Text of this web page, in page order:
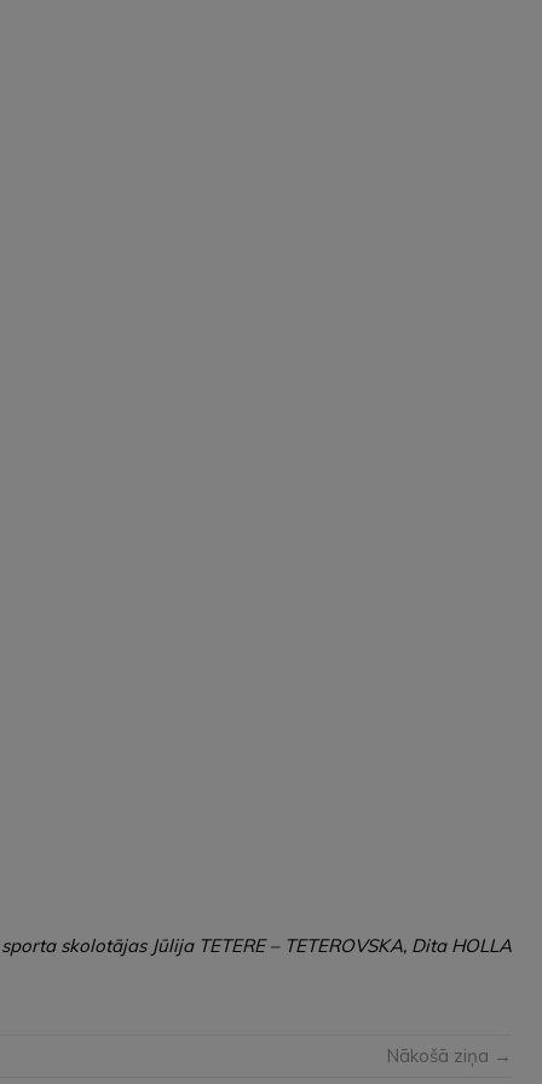
skolotājas Jūlija TETERE – TETEROVSKA, Dita HOLLA
Nākošā ziņa →